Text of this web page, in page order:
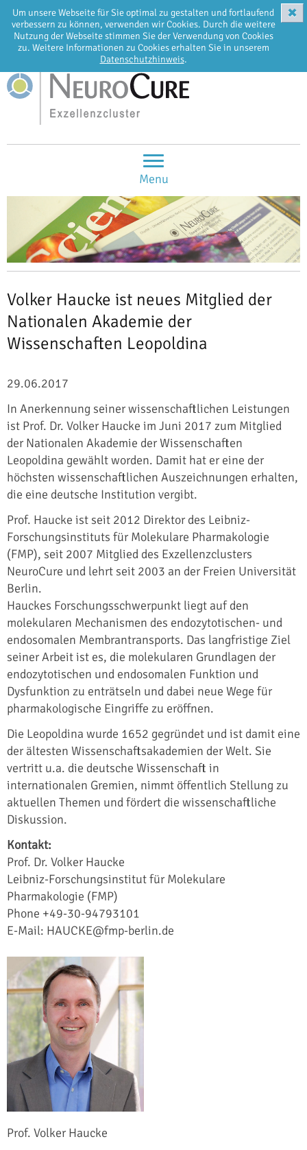
Um unsere Webseite für Sie optimal zu gestalten und fortlaufend
verbessern zu können, verwenden wir Cookies. Durch die weitere
Nutzung der Webseite stimmen Sie der Verwendung von Cookies
zu. Weitere Informationen zu Cookies erhalten Sie in unserem
Datenschutzhinweis.
✖
EN DE
Menu
Volker Haucke ist neues Mitglied der
Nationalen Akademie der
Wissenschaften Leopoldina
29.06.2017
In Anerkennung seiner wissenschaftlichen Leistungen
ist Prof. Dr. Volker Haucke im Juni 2017 zum Mitglied
der Nationalen Akademie der Wissenschaften
Leopoldina gewählt worden. Damit hat er eine der
höchsten wissenschaftlichen Auszeichnungen erhalten,
die eine deutsche Institution vergibt.
Prof. Haucke ist seit 2012 Direktor des Leibniz-
Forschungsinstituts für Molekulare Pharmakologie
(FMP), seit 2007 Mitglied des Exzellenzclusters
NeuroCure und lehrt seit 2003 an der Freien Universität
Berlin.
Hauckes Forschungsschwerpunkt liegt auf den
molekularen Mechanismen des endozytotischen- und
endosomalen Membrantransports. Das langfristige Ziel
seiner Arbeit ist es, die molekularen Grundlagen der
endozytotischen und endosomalen Funktion und
Dysfunktion zu enträtseln und dabei neue Wege für
pharmakologische Eingriffe zu eröffnen.
Die Leopoldina wurde 1652 gegründet und ist damit eine
der ältesten Wissenschaftsakademien der Welt. Sie
vertritt u.a. die deutsche Wissenschaft in
internationalen Gremien, nimmt öffentlich Stellung zu
aktuellen Themen und fördert die wissenschaftliche
Diskussion.
Kontakt:
Prof. Dr. Volker Haucke
Leibniz-Forschungsinstitut für Molekulare
Pharmakologie (FMP)
Phone +49-30-94793101
E-Mail: HAUCKE@fmp-berlin.de
Prof. Volker Haucke